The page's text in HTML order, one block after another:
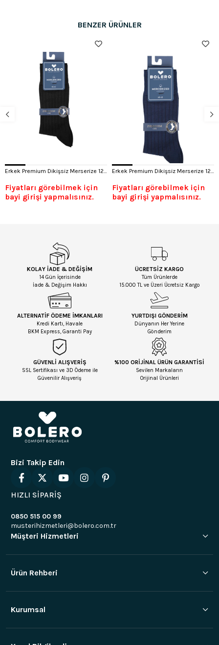
BENZER ÜRÜNLER
Erkek Premium Dikişsiz Merserize 12'li Çorap Siyah
Fiyatları görebilmek için
bayi girişi yapmalısınız.
Erkek Premium Dikişsiz Merserize 12'li Çorap Lacivert
Fiyatları görebilmek için
bayi girişi yapmalısınız.
KOLAY İADE & DEĞİŞİM
14 Gün İçerisinde
İade & Değişim Hakkı
ÜCRETSİZ KARGO
Tüm Ürünlerde
15.000 TL ve Üzeri Ücretsiz Kargo
ALTERNATİF ÖDEME İMKANLARI
Kredi Kartı, Havale
BKM Express, Garanti Pay
YURTDIŞI GÖNDERİM
Dünyanın Her Yerine
Gönderim
GÜVENLİ ALIŞVERİŞ
SSL Sertifikası ve 3D Ödeme ile
Güvenilir Alışveriş
%100 ORİJİNAL ÜRÜN GARANTİSİ
Sevilen Markaların
Orijinal Ürünleri
Bizi Takip Edin
HIZLI SİPARİŞ
0850 515 00 99
musterihizmetleri@bolero.com.tr
Müşteri Hizmetleri
Ürün Rehberi
Kurumsal